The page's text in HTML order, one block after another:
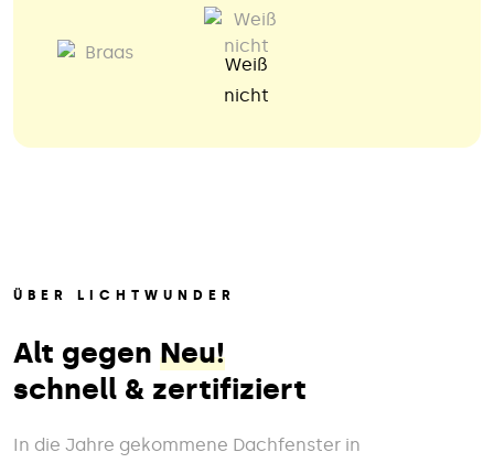
Weiß
nicht
ÜBER LICHTWUNDER
Alt gegen Neu!
schnell & zertifiziert
In die Jahre gekommene Dachfenster in